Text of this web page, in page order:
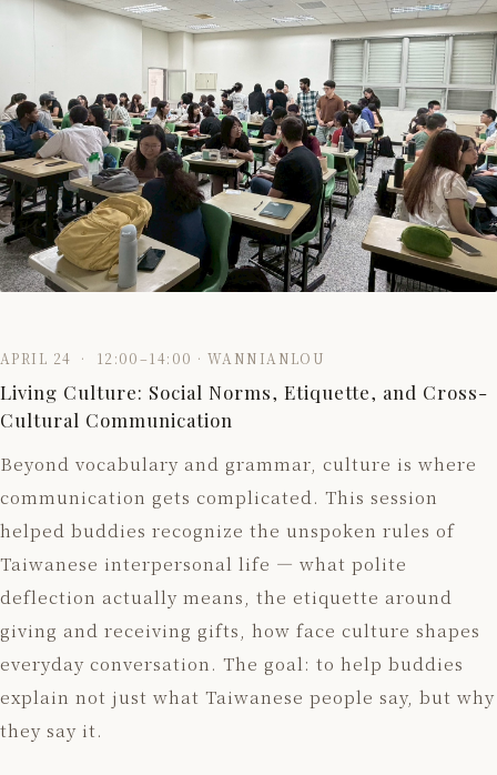
APRIL 24 · 12:00–14:00 · WANNIANLOU
Living Culture: Social Norms, Etiquette, and Cross-
Cultural Communication
Beyond vocabulary and grammar, culture is where
communication gets complicated. This session
helped buddies recognize the unspoken rules of
Taiwanese interpersonal life — what polite
deflection actually means, the etiquette around
giving and receiving gifts, how face culture shapes
everyday conversation. The goal: to help buddies
explain not just what Taiwanese people say, but why
they say it.